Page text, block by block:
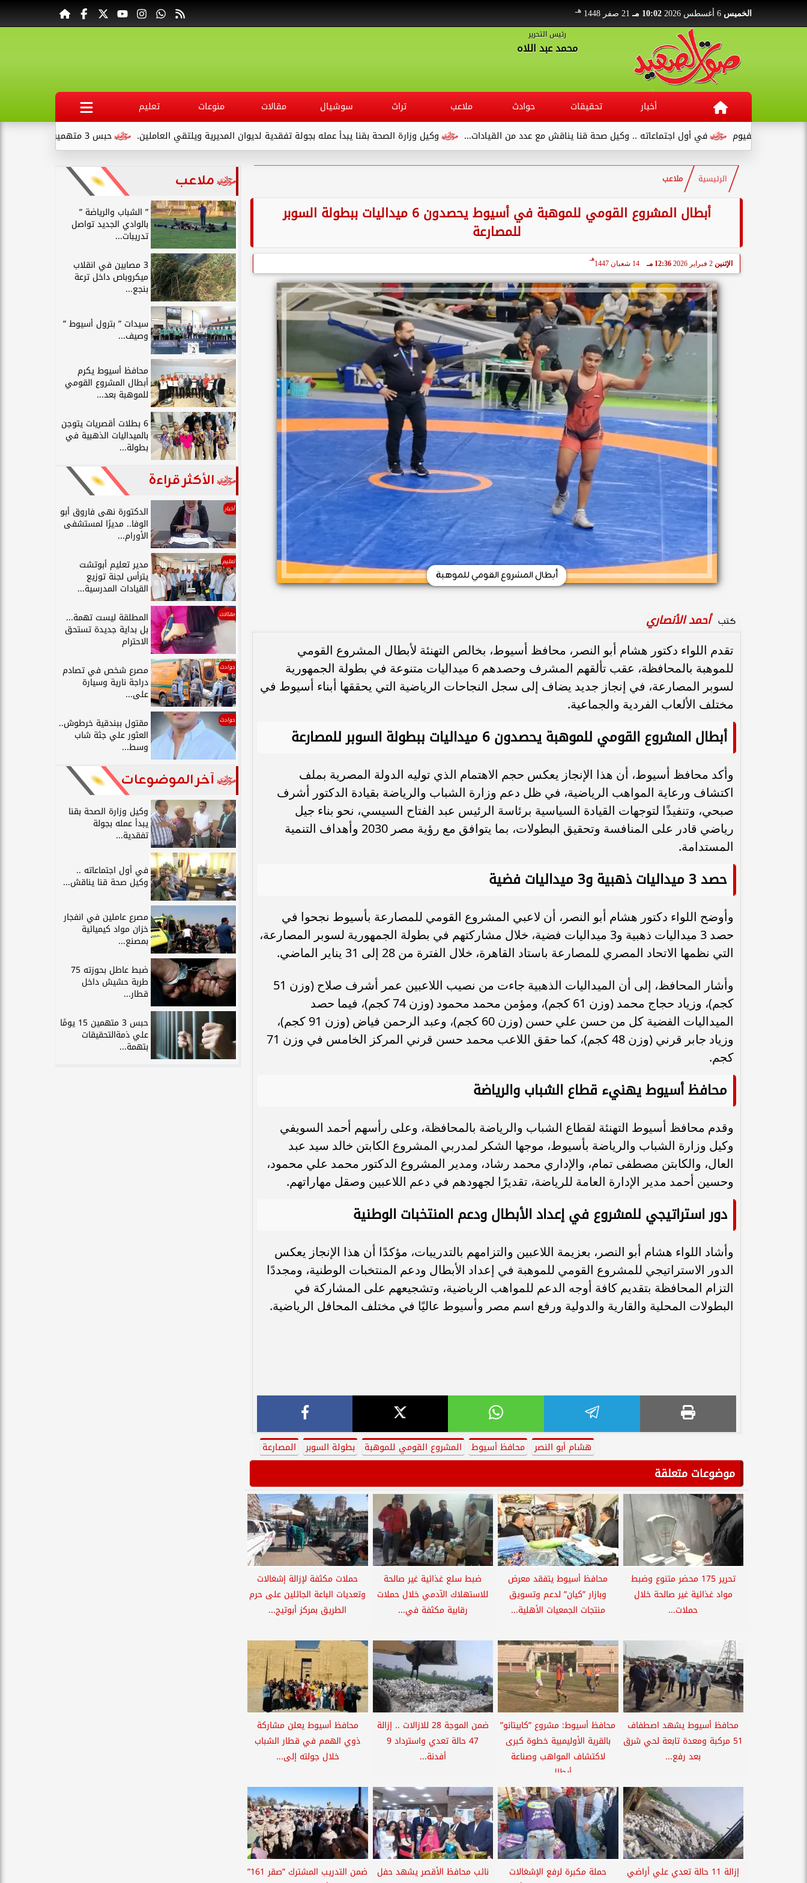
الخميس 10:02 مـ 21 صفر 1448 هـ
رئيس التحرير
محمد عبد اللاه
أخبار تحقيقات حوادث ملاعب تراث سوشيال مقالات منوعات
تعليم
حبس 3 متهمين 15 يومًا علي ذمةالتحقيقات بتهمة التنقيب عن الآثار داخل...
وكيل وزارة الصحة بقنا يبدأ عمله بجولة تفقدية لديوان المديرية ويلتقي العاملين. في أول اجتماعاته .. وكيل صحة قنا يناقش مع عدد من القيادات...
الرئيسية ملاعب
أبطال المشروع القومي للموهبة في أسيوط يحصدون 6 ميداليات ببطولة السوبر
للمصارعة
الإثنين 2 فبراير 2026 12:36 مـ 14 شعبان 1447
هـ
أبطال المشروع القومي للموهبة
كتب أحمد الأنصاري
تقدم اللواء دكتور هشام أبو النصر، محافظ أسيوط، بخالص التهنئة لأبطال المشروع القومي
للموهبة بالمحافظة، عقب تألقهم المشرف وحصدهم 6 ميداليات متنوعة في بطولة الجمهورية
لسوبر المصارعة، في إنجاز جديد يضاف إلى سجل النجاحات الرياضية التي يحققها أبناء أسيوط في
مختلف الألعاب الفردية والجماعية.
أبطال المشروع القومي للموهبة يحصدون 6 ميداليات ببطولة السوبر للمصارعة
وأكد محافظ أسيوط، أن هذا الإنجاز يعكس حجم الاهتمام الذي توليه الدولة المصرية بملف
اكتشاف ورعاية المواهب الرياضية، في ظل دعم وزارة الشباب والرياضة بقيادة الدكتور أشرف
صبحي، وتنفيذًا لتوجهات القيادة السياسية برئاسة الرئيس عبد الفتاح السيسي، نحو بناء جيل
رياضي قادر على المنافسة وتحقيق البطولات، بما يتوافق مع رؤية مصر 2030 وأهداف التنمية
المستدامة.
حصد 3 ميداليات ذهبية و3 ميداليات فضية
وأوضح اللواء دكتور هشام أبو النصر، أن لاعبي المشروع القومي للمصارعة بأسيوط نجحوا في
حصد 3 ميداليات ذهبية و3 ميداليات فضية، خلال مشاركتهم في بطولة الجمهورية لسوبر المصارعة،
التي نظمها الاتحاد المصري للمصارعة باستاد القاهرة، خلال الفترة من 28 إلى 31 يناير الماضي.
وأشار المحافظ، إلى أن الميداليات الذهبية جاءت من نصيب اللاعبين عمر أشرف صلاح (وزن 51
كجم)، وزياد حجاج محمد (وزن 61 كجم)، ومؤمن محمد محمود (وزن 74 كجم)، فيما حصد
الميداليات الفضية كل من حسن علي حسن (وزن 60 كجم)، وعبد الرحمن فياض (وزن 91 كجم)،
وزياد جابر قرني (وزن 48 كجم)، كما حقق اللاعب محمد حسن قرني المركز الخامس في وزن 71
كجم.
محافظ أسيوط يهنيء قطاع الشباب والرياضة
وقدم محافظ أسيوط التهنئة لقطاع الشباب والرياضة بالمحافظة، وعلى رأسهم أحمد السويفي
وكيل وزارة الشباب والرياضة بأسيوط، موجها الشكر لمدربي المشروع الكابتن خالد سيد عبد
العال، والكابتن مصطفى تمام، والإداري محمد رشاد، ومدير المشروع الدكتور محمد علي محمود،
وحسين أحمد مدير الإدارة العامة للرياضة، تقديرًا لجهودهم في دعم اللاعبين وصقل مهاراتهم.
دور استراتيجي للمشروع في إعداد الأبطال ودعم المنتخبات الوطنية
وأشاد اللواء هشام أبو النصر، بعزيمة اللاعبين والتزامهم بالتدريبات، مؤكدًا أن هذا الإنجاز يعكس
الدور الاستراتيجي للمشروع القومي للموهبة في إعداد الأبطال ودعم المنتخبات الوطنية، ومجددًا
التزام المحافظة بتقديم كافة أوجه الدعم للمواهب الرياضية، وتشجيعهم على المشاركة في
البطولات المحلية والقارية والدولية ورفع اسم مصر وأسيوط عاليًا في مختلف المحافل الرياضية.
هشام أبو النصر محافظ أسيوط المشروع القومي للموهبة بطولة السوبر المصارعة
موضوعات متعلقة
تحرير 175 محضر متنوع وضبط
مواد غذائية غير صالحة خلال
حملات...
محافظ أسيوط يتفقد معرض
وبازار ”كيان” لدعم وتسويق
منتجات الجمعيات الأهلية...
ضبط سلع غذائية غير صالحة
للاستهلاك الآدمي خلال حملات
رقابية مكثفة في...
حملات مكثفة لإزالة إشغالات
وتعديات الباعة الجائلين على حرم
الطريق بمركز أبوتيج...
محافظ أسيوط يشهد اصطفاف
51 مركبة ومعدة تابعة لحي شرق
بعد رفع...
محافظ أسيوط: مشروع ”كابيتانو”
بالقرية الأوليمبية خطوة كبرى
لاكتشاف المواهب وصناعة
أبطال...
ضمن الموجة 28 للازالات .. إزالة
47 حالة تعدي واسترداد 9
أفدنة...
محافظ أسيوط يعلن مشاركة
ذوي الهمم في قطار الشباب
خلال جولته إلى...
إزالة 11 حالة تعدي علي أراضي
حملة مكبرة لرفع الإشغالات
نائب محافظ الأقصر يشهد حفل
ضمن التدريب المشترك ”صقر 161”
ملاعب
” الشباب والرياضة ”
بالوادي الجديد تواصل
تدريبات...
3 مصابين في انقلاب
ميكروباص داخل ترعة
بنجع...
سيدات ” بترول أسيوط ”
وصيف...
محافظ أسيوط يكرم
أبطال المشروع القومي
للموهبة بعد...
6 بطلات أقصريات يتوجن
بالميداليات الذهبية في
بطولة...
الأكثر قراءة
أخبار الدكتورة نهى فاروق أبو
الوفا.. مديرًا لمستشفى
الأورام...
تعليم مدير تعليم أبوتشت
يترأس لجنة توزيع
القيادات المدرسية...
مقالات المطلقة ليست تهمة...
بل بداية جديدة تستحق
الاحترام
حوادث مصرع شخص في تصادم
دراجة نارية وسيارة
على...
حوادث مقتول ببندقية خرطوش..
العثور علي جثة شاب
وسط...
آخر الموضوعات
وكيل وزارة الصحة بقنا
يبدأ عمله بجولة
تفقدية...
في أول اجتماعاته ..
وكيل صحة قنا يناقش...
مصرع عاملين في انفجار
خزان مواد كيميائية
بمصنع...
ضبط عاطل بحوزته 75
طربة حشيش داخل
قطار...
حبس 3 متهمين 15 يومًا
علي ذمةالتحقيقات
بتهمة...